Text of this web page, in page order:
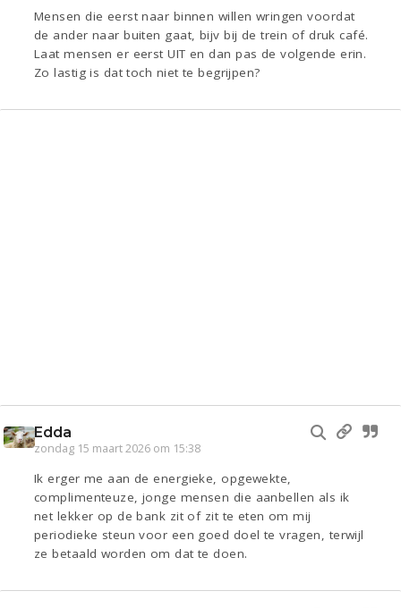
Mensen die eerst naar binnen willen wringen voordat
de ander naar buiten gaat, bijv bij de trein of druk café.
Laat mensen er eerst UIT en dan pas de volgende erin.
Zo lastig is dat toch niet te begrijpen?
Edda
zondag 15 maart 2026 om 15:38
Ik erger me aan de energieke, opgewekte,
complimenteuze, jonge mensen die aanbellen als ik
net lekker op de bank zit of zit te eten om mij
periodieke steun voor een goed doel te vragen, terwijl
ze betaald worden om dat te doen.